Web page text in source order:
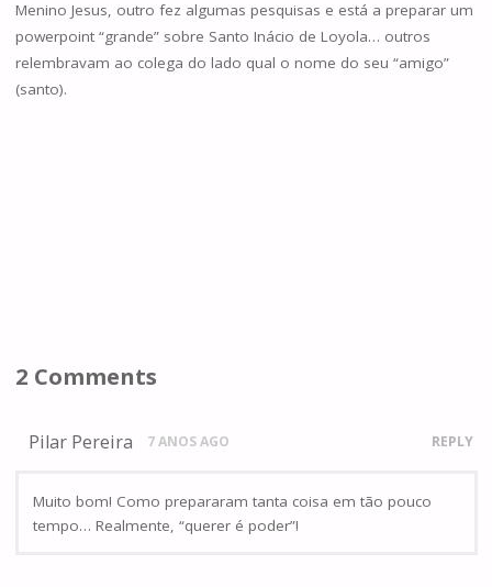
Menino Jesus, outro fez algumas pesquisas e está a preparar um
powerpoint “grande” sobre Santo Inácio de Loyola… outros
relembravam ao colega do lado qual o nome do seu “amigo”
(santo).
2 Comments
Pilar Pereira 7 ANOS AGO REPLY
Muito bom! Como prepararam tanta coisa em tão pouco
tempo… Realmente, “querer é poder”!